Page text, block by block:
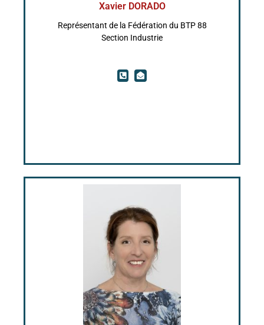
Xavier DORADO
Représentant de la Fédération du BTP 88
Section Industrie